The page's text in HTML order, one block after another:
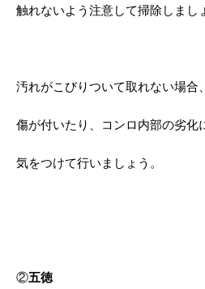
触れないよう注意して掃除しまし
汚れがこびりついて取れない場合
傷が付いたり、コンロ内部の劣化
気をつけて行いましょう。
②五徳